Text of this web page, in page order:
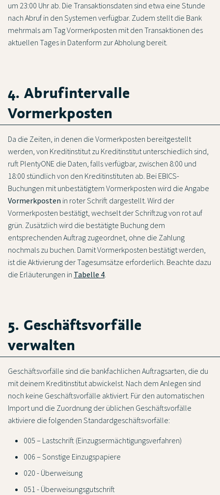
um 23:00 Uhr ab. Die Transaktionsdaten sind etwa eine Stunde
nach Abruf in den Systemen verfügbar. Zudem stellt die Bank
mehrmals am Tag Vormerkposten mit den Transaktionen des
aktuellen Tages in Datenform zur Abholung bereit.
4. Abrufintervalle
Vormerkposten
Da die Zeiten, in denen die Vormerkposten bereitgestellt
werden, von Kreditinstitut zu Kreditinstitut unterschiedlich sind,
ruft PlentyONE die Daten, falls verfügbar, zwischen 8:00 und
18:00 stündlich von den Kreditinstituten ab. Bei EBICS-
Buchungen mit unbestätigtem Vormerkposten wird die Angabe
Vormerkposten in roter Schrift dargestellt. Wird der
Vormerkposten bestätigt, wechselt der Schriftzug von rot auf
grün. Zusätzlich wird die bestätigte Buchung dem
entsprechenden Auftrag zugeordnet, ohne die Zahlung
nochmals zu buchen. Damit Vormerkposten bestätigt werden,
ist die Aktivierung der Tagesumsätze erforderlich. Beachte dazu
die Erläuterungen in Tabelle 4.
5. Geschäftsvorfälle
verwalten
Geschäftsvorfälle sind die bankfachlichen Auftragsarten, die du
mit deinem Kreditinstitut abwickelst. Nach dem Anlegen sind
noch keine Geschäftsvorfälle aktiviert. Für den automatischen
Import und die Zuordnung der üblichen Geschäftsvorfälle
aktiviere die folgenden Standardgeschäftsvorfälle:
005 – Lastschrift (Einzugsermächtigungsverfahren)
006 – Sonstige Einzugspapiere
020 - Überweisung
051 - Überweisungsgutschrift